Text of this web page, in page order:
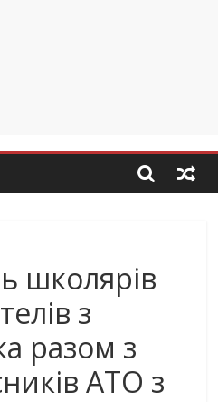
школярів
з
разом з
АТО з